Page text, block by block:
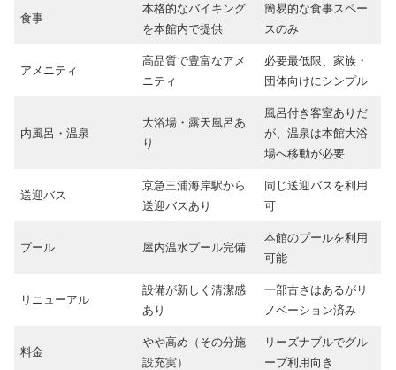
食事
本格的なバイキング
を本館内で提供
簡易的な食事スペー
スのみ
アメニティ
高品質で豊富なアメ
ニティ
必要最低限、家族・
団体向けにシンプル
内風呂・温泉
大浴場・露天風呂あ
り
風呂付き客室ありだ
が、温泉は本館大浴
場へ移動が必要
送迎バス
京急三浦海岸駅から
送迎バスあり
同じ送迎バスを利用
可
プール 屋内温水プール完備
本館のプールを利用
可能
リニューアル
設備が新しく清潔感
あり
一部古さはあるがリ
ノベーション済み
料金
やや高め（その分施
設充実）
リーズナブルでグル
ープ利用向き